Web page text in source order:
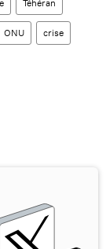
Téhéran
ONU crise